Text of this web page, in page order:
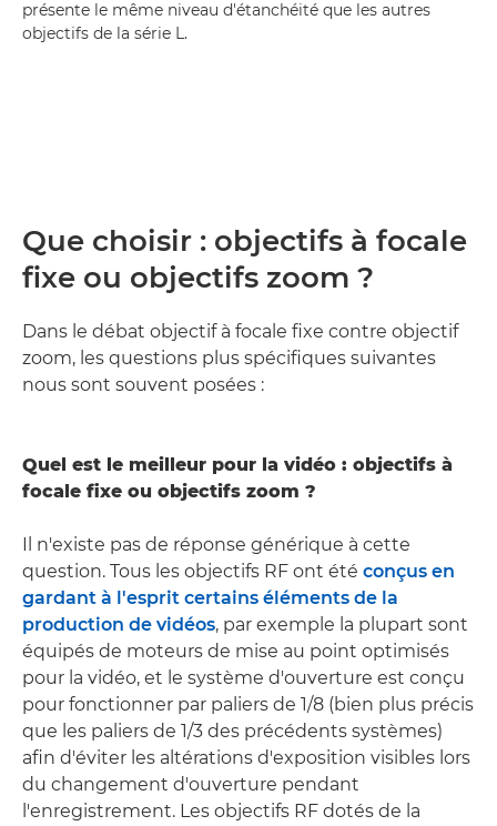
présente le même niveau d'étanchéité que les autres
objectifs de la série L.
Que choisir : objectifs à focale
fixe ou objectifs zoom ?
Dans le débat objectif à focale fixe contre objectif
zoom, les questions plus spécifiques suivantes
nous sont souvent posées :
Quel est le meilleur pour la vidéo : objectifs à
focale fixe ou objectifs zoom ?
Il n'existe pas de réponse générique à cette
question. Tous les objectifs RF ont été conçus en
gardant à l'esprit certains éléments de la
production de vidéos, par exemple la plupart sont
équipés de moteurs de mise au point optimisés
pour la vidéo, et le système d'ouverture est conçu
pour fonctionner par paliers de 1/8 (bien plus précis
que les paliers de 1/3 des précédents systèmes)
afin d'éviter les altérations d'exposition visibles lors
du changement d'ouverture pendant
l'enregistrement. Les objectifs RF dotés de la